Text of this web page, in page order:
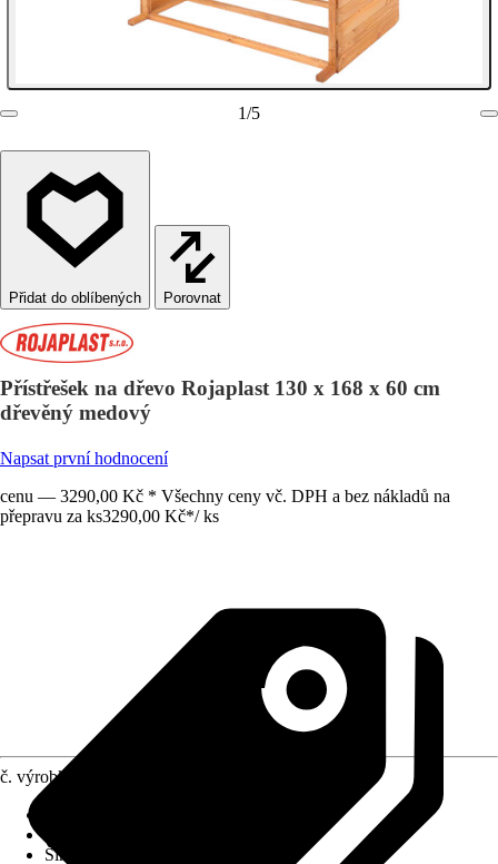
1/5
Porovnat
Přístřešek na dřevo Rojaplast 130 x 168 x 60 cm
dřevěný medový
Napsat první hodnocení
cenu — 3290,00 Kč * Všechny ceny vč. DPH a bez nákladů na
přepravu za ks3290,00 Kč*/ ks
č. výrobku
Šířka